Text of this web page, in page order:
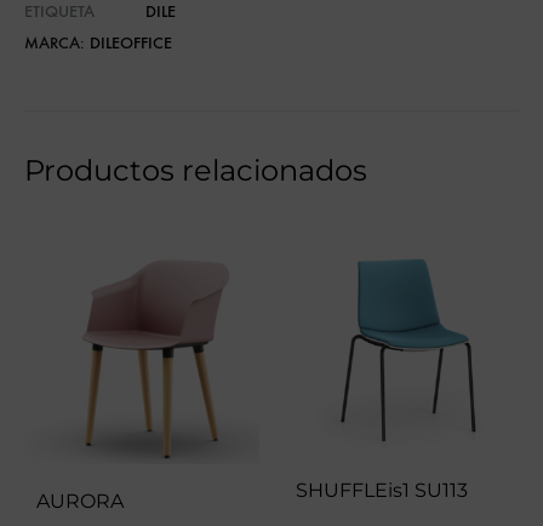
ETIQUETA
DILE
MARCA: DILEOFFICE
Productos relacionados
AURORA SHUFFLEis1 SU113